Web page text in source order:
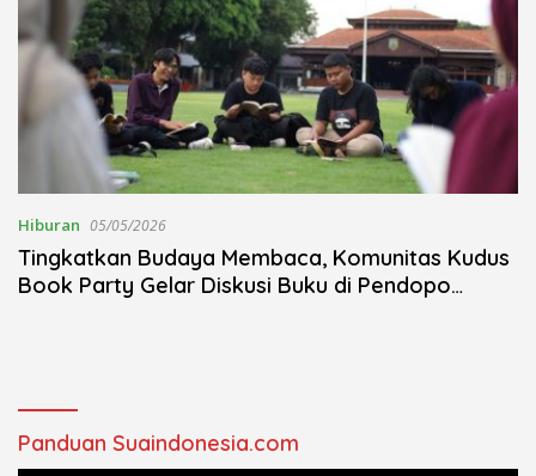
Hiburan 05/05/2026
Tingkatkan Budaya Membaca, Komunitas Kudus
Book Party Gelar Diskusi Buku di Pendopo
Panduan Suaindonesia.com